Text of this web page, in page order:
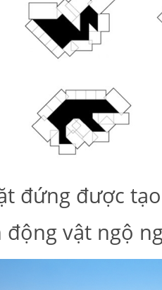
đứng được
vật ngộ